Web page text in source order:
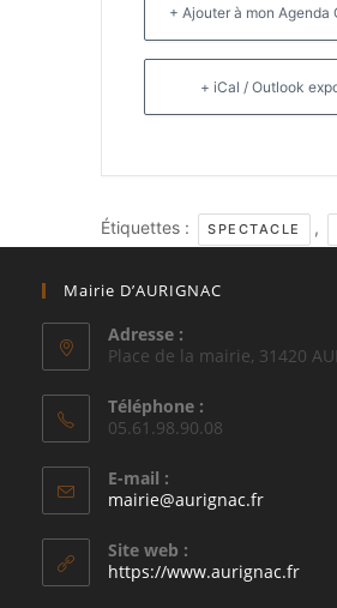
+ Ajouter à mon Agenda
+ iCal / Outlook
Étiquettes : SPECTACLE ,
Mairie D’AURIGNAC
Adresse :
Place de la mairie, 31420
Téléphone :
05.61.98.90.08
E-mail :
mairie@aurignac.frS’ouvre
Site web :
https://www.aurignac.fr